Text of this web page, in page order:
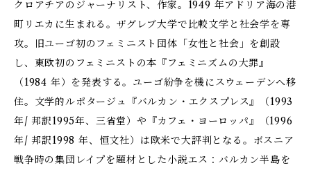
クロアチアのジャーナリスト、作家。1949 年アドリア海の港
町リエカに生まれる。ザグレブ大学で比較文学と社会学を専
攻。旧ユーゴ初のフェミニスト団体「女性と社会」を創設
し、東欧初のフェミニストの本『フェミニズムの大罪』
（1984 年）を発表する。ユーゴ紛争を機にスウェーデンへ移
住。文学的ルポタージュ『バルカン・エクスプレス』（1993
年/ 邦訳1995年、三省堂）や『カフェ・ヨーロッパ』（1996
年/ 邦訳1998 年、恒文社）は欧米で大評判となる。ボスニア
戦争時の集団レイプを題材とした小説エス：バルカン半島を